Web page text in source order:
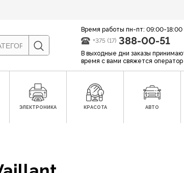
Время работы пн-пт: 09:00-18:00
+375 (17) 388-00-51
В выходные дни заказы
время с вами свяжется оператор
ЭЛЕКТРОНИКА КРАСОТА АВТО